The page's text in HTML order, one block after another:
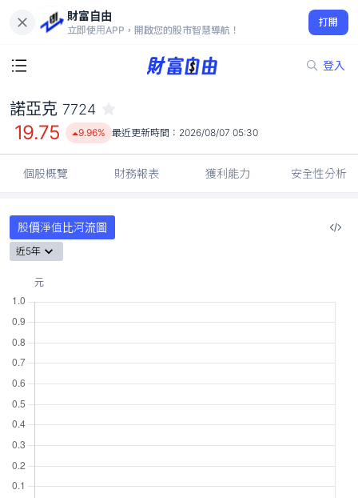
財富自由
立即使用APP，開啟您的股市智慧導航！
打開
登入
19.75
9.96%
諾亞克 7724
19.75 9.96% 最近更新時間： 2026/08/07 05:30
個股概覽 財務報表 獲利能力 安全性分析
股價淨值比河流圖
近5年